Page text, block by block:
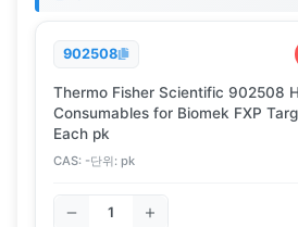
902508
Thermo Fisher Scientific 902508
Consumables for Biomek FXP
Each pk
CAS: -단위: pk